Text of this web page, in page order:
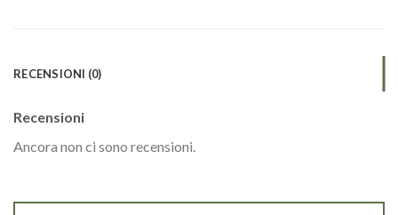
RECENSIONI (0)
Recensioni
Ancora non ci sono recensioni.